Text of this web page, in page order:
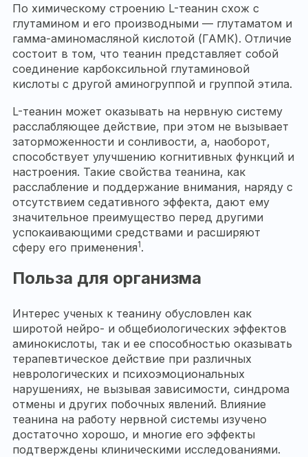
По химическому строению L-теанин схож с
глутамином и его производными — глутаматом и
гамма-аминомасляной кислотой (ГАМК). Отличие
состоит в том, что теанин представляет собой
соединение карбоксильной глутаминовой
кислоты с другой аминогруппой и группой этила.
L-теанин может оказывать на нервную систему
расслабляющее действие, при этом не вызывает
заторможенности и сонливости, а, наоборот,
способствует улучшению когнитивных функций и
настроения. Такие свойства теанина, как
расслабление и поддержание внимания, наряду с
отсутствием седативного эффекта, дают ему
значительное преимущество перед другими
успокаивающими средствами и расширяют
сферу его применения1.
Польза для организма
Интерес ученых к теанину обусловлен как
широтой нейро- и общебиологических эффектов
аминокислоты, так и ее способностью оказывать
терапевтическое действие при различных
неврологических и психоэмоциональных
нарушениях, не вызывая зависимости, синдрома
отмены и других побочных явлений. Влияние
теанина на работу нервной системы изучено
достаточно хорошо, и многие его эффекты
подтверждены клиническими исследованиями.